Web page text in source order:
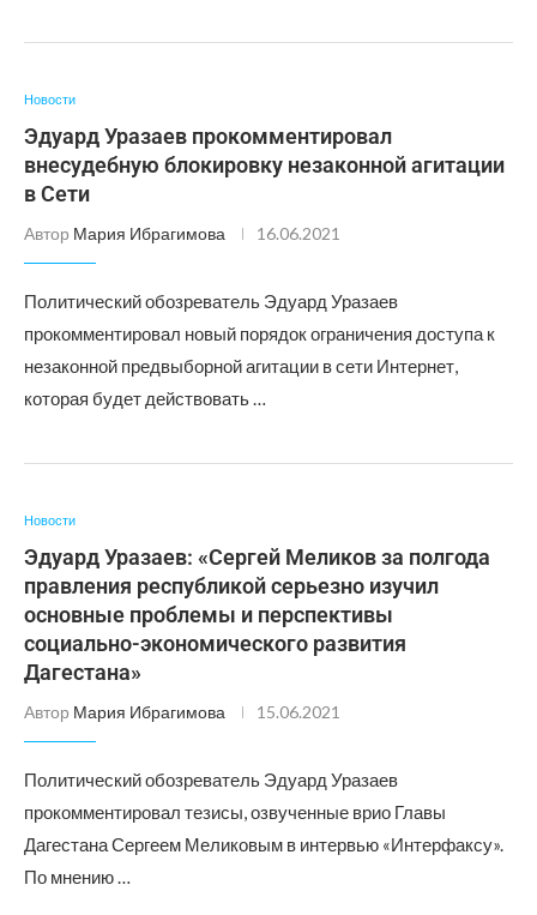
Новости
Эдуард Уразаев прокомментировал
внесудебную блокировку незаконной агитации
в Сети
Автор Мария Ибрагимова 16.06.2021
Политический обозреватель Эдуард Уразаев
прокомментировал новый порядок ограничения доступа к
незаконной предвыборной агитации в сети Интернет,
которая будет действовать …
Новости
Эдуард Уразаев: «Сергей Меликов за полгода
правления республикой серьезно изучил
основные проблемы и перспективы
социально-экономического развития
Дагестана»
Автор Мария Ибрагимова 15.06.2021
Политический обозреватель Эдуард Уразаев
прокомментировал тезисы, озвученные врио Главы
Дагестана Сергеем Меликовым в интервью «Интерфаксу».
По мнению …